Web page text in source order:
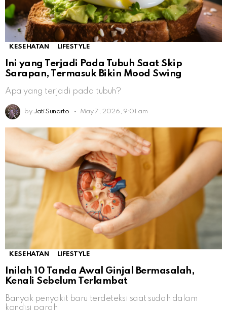
KESEHATAN LIFESTYLE
Ini yang Terjadi Pada Tubuh Saat Skip
Sarapan, Termasuk Bikin Mood Swing
Apa yang terjadi pada tubuh?
by Jati Sunarto May 7, 2026, 9:01 am
KESEHATAN LIFESTYLE
Inilah 10 Tanda Awal Ginjal Bermasalah,
Kenali Sebelum Terlambat
Banyak penyakit baru terdeteksi saat sudah dalam
kondisi parah